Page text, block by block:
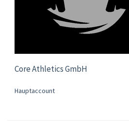
Core Athletics GmbH
Hauptaccount